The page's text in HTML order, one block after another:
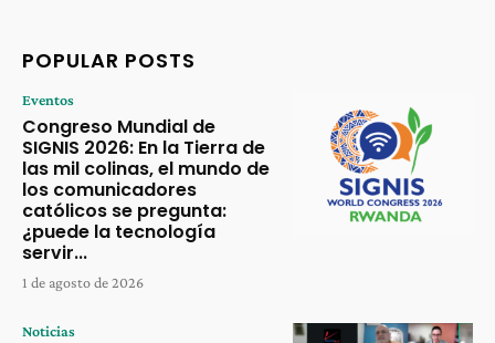
POPULAR POSTS
Eventos
Congreso Mundial de
SIGNIS 2026: En la Tierra de
las mil colinas, el mundo de
los comunicadores
católicos se pregunta:
¿puede la tecnología
servir...
1 de agosto de 2026
Noticias